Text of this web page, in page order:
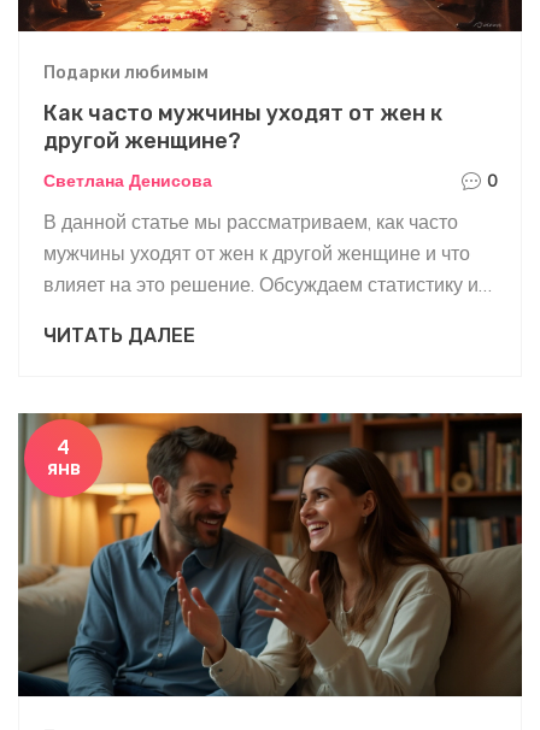
Подарки любимым
Как часто мужчины уходят от жен к
другой женщине?
Светлана Денисова 0
В данной статье мы рассматриваем, как часто
мужчины уходят от жен к другой женщине и что
влияет на это решение. Обсуждаем статистику и
Предлагаем советы любовницам по выбору
Также обращаемся к свадебным и брачным
консультантам за их мнениями по этому вопросу.
ЧИТАТЬ ДАЛЕЕ
4
янв